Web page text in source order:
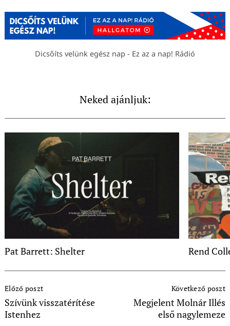
Dicsőíts velünk egész nap - Ez az a nap! Rádió
Neked ajánljuk:
Pat Barrett: Shelter Rend
Navigation
Előző poszt
Szívünk visszatérítése
Istenhez
Következő poszt
Megjelent Molnár Illés
első nagylemeze